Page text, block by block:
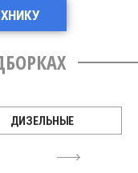
ДИЗЕЛЬНЫЕ
6